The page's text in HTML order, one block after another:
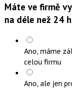
Máte ve firmě
na déle než 24
Ano, máme
celou firmu
Ano, ale jen